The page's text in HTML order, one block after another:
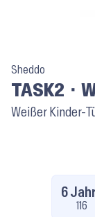
Sheddo
TASK2 ⬝
Weißer Kinder-
6
116